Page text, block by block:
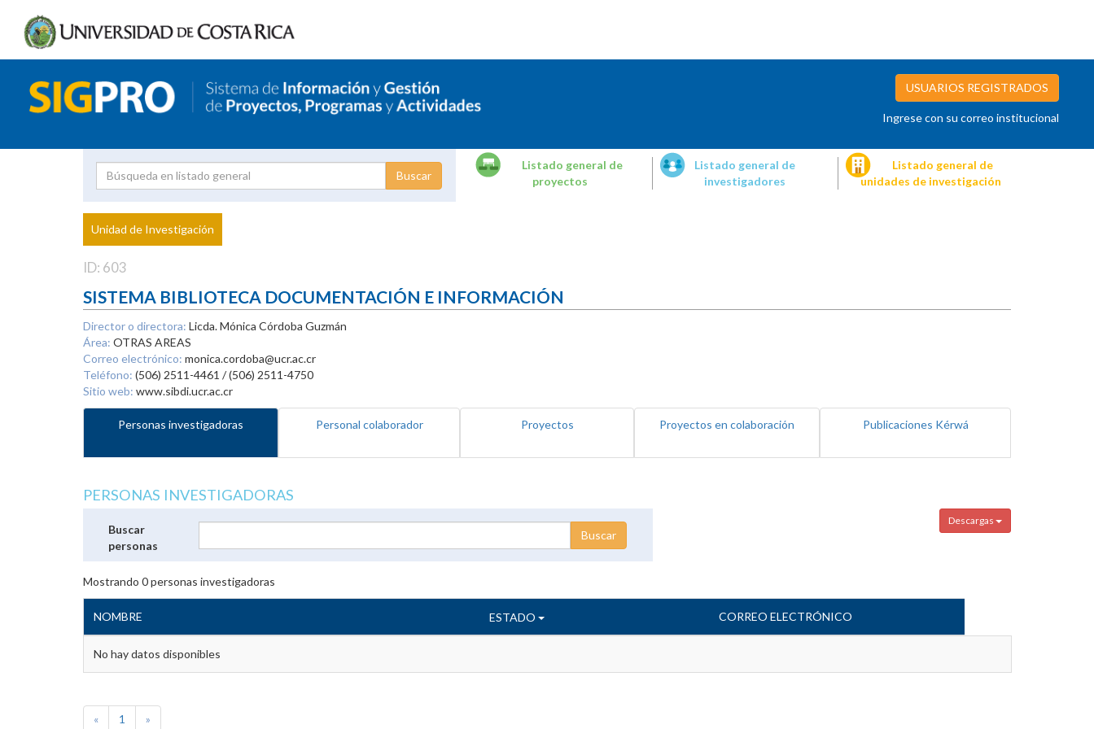
USUARIOS REGISTRADOS
Ingrese con su correo institucional
Proyecto
Investigador
Listado general de
proyectos
Listado general de
investigadores
Listado general de
unidades de investigación
Unidad de Investigación
ID: 603
SISTEMA BIBLIOTECA DOCUMENTACIÓN E INFORMACIÓN
Director o directora: Licda. Mónica Córdoba Guzmán
Área: OTRAS AREAS
Correo electrónico: monica.cordoba@ucr.ac.cr
Teléfono: (506) 2511-4461 / (506) 2511-4750
Sitio web: www.sibdi.ucr.ac.cr
Personas investigadoras Personal colaborador Proyectos Proyectos en colaboración Publicaciones Kérwá
PERSONAS INVESTIGADORAS
Descargas
Buscar
personas
Mostrando 0personas investigadoras
NOMBRE ESTADO CORREO ELECTRÓNICO
No hay datos disponibles
« 1 »